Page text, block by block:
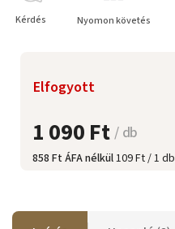
1 090 Ft/ db
858 Ft ÁFA nélkül109 Ft / 1 db
Elfogyott
Kérdés Nyomon követés